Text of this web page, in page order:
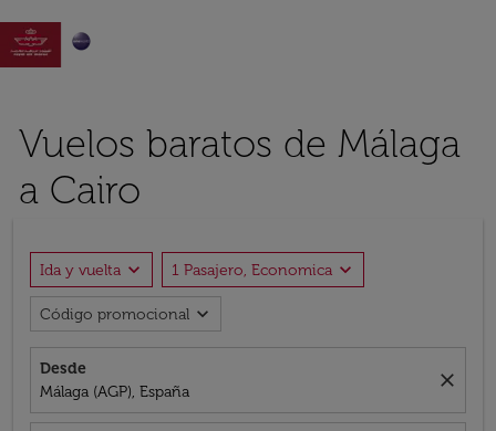

Vuelos baratos de Málaga
a Cairo
Ida y vuelta expand_more 1 Pasajero, Economica expand_more
Código promocional expand_more
Desde
Málaga (AGP), España
close